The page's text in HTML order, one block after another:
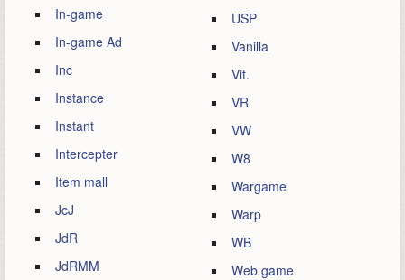
In-game
In-game Ad
Inc
Instance
Instant
Intercepter
Item mall
JcJ
JdR
JdRMM
USP
Vanilla
Vit.
VR
VW
W8
Wargame
Warp
WB
Web game